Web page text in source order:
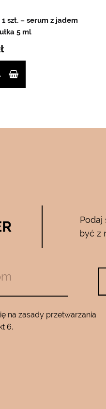
szt. – serum z jadem
5 ml
być z
na zasady przetwarzania
6.
05.04.2017
zestawu ….maski ,
go na żaden
gładką skórę ….Super